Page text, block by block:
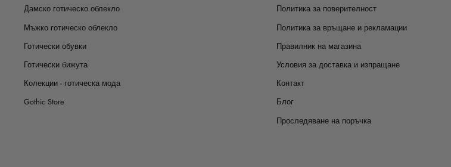
Дамско готическо облекло
Мъжко готическо облекло
Готически обувки
Готически бижута
Колекции - готическа мода
Gothic Store
Политика за поверителност
Политика за връщане и рекламации
Правилник на магазина
Условия за доставка и изпращане
Контакт
Блог
Проследяване на поръчка